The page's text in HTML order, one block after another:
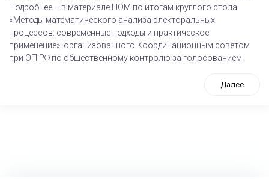
Подробнее – в материале НОМ по итогам круглого стола
«Методы математического анализа электоральных
процессов: современные подходы и практическое
применение», организованного Координационным советом
при ОП РФ по общественному контролю за голосованием.
Далее